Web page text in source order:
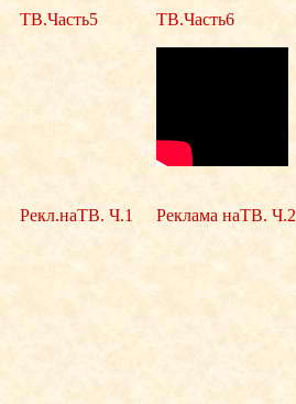
ТВ.Часть5 ТВ.Часть6
Рекл.наТВ. Ч.1 Реклама наТВ. Ч.2